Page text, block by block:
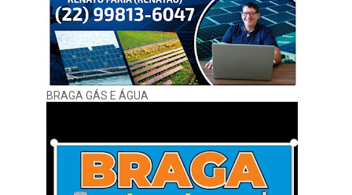
BRAGA GÁS E ÁGUA